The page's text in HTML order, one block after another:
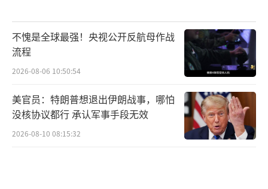
不愧是全球最强！央视公开反航母作战
流程
2026-08-06 10:50:54
美官员：特朗普想退出伊朗战事，哪怕
没核协议都行 承认军事手段无效
2026-08-10 08:15:32